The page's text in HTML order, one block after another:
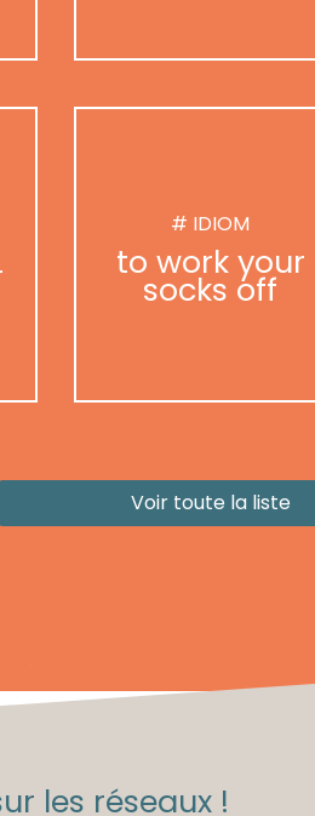
# IDIOM
to work your
socks off
Voir toute la liste
les réseaux !